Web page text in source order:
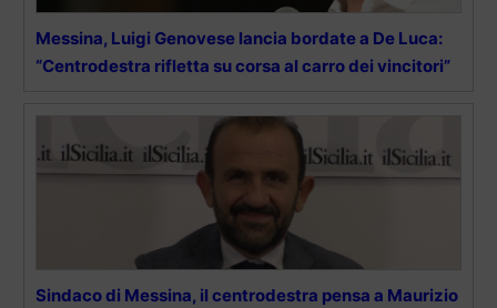
Messina, Luigi Genovese lancia bordate a De Luca:
“Centrodestra rifletta su corsa al carro dei vincitori”
Sindaco di Messina, il centrodestra pensa a Maurizio